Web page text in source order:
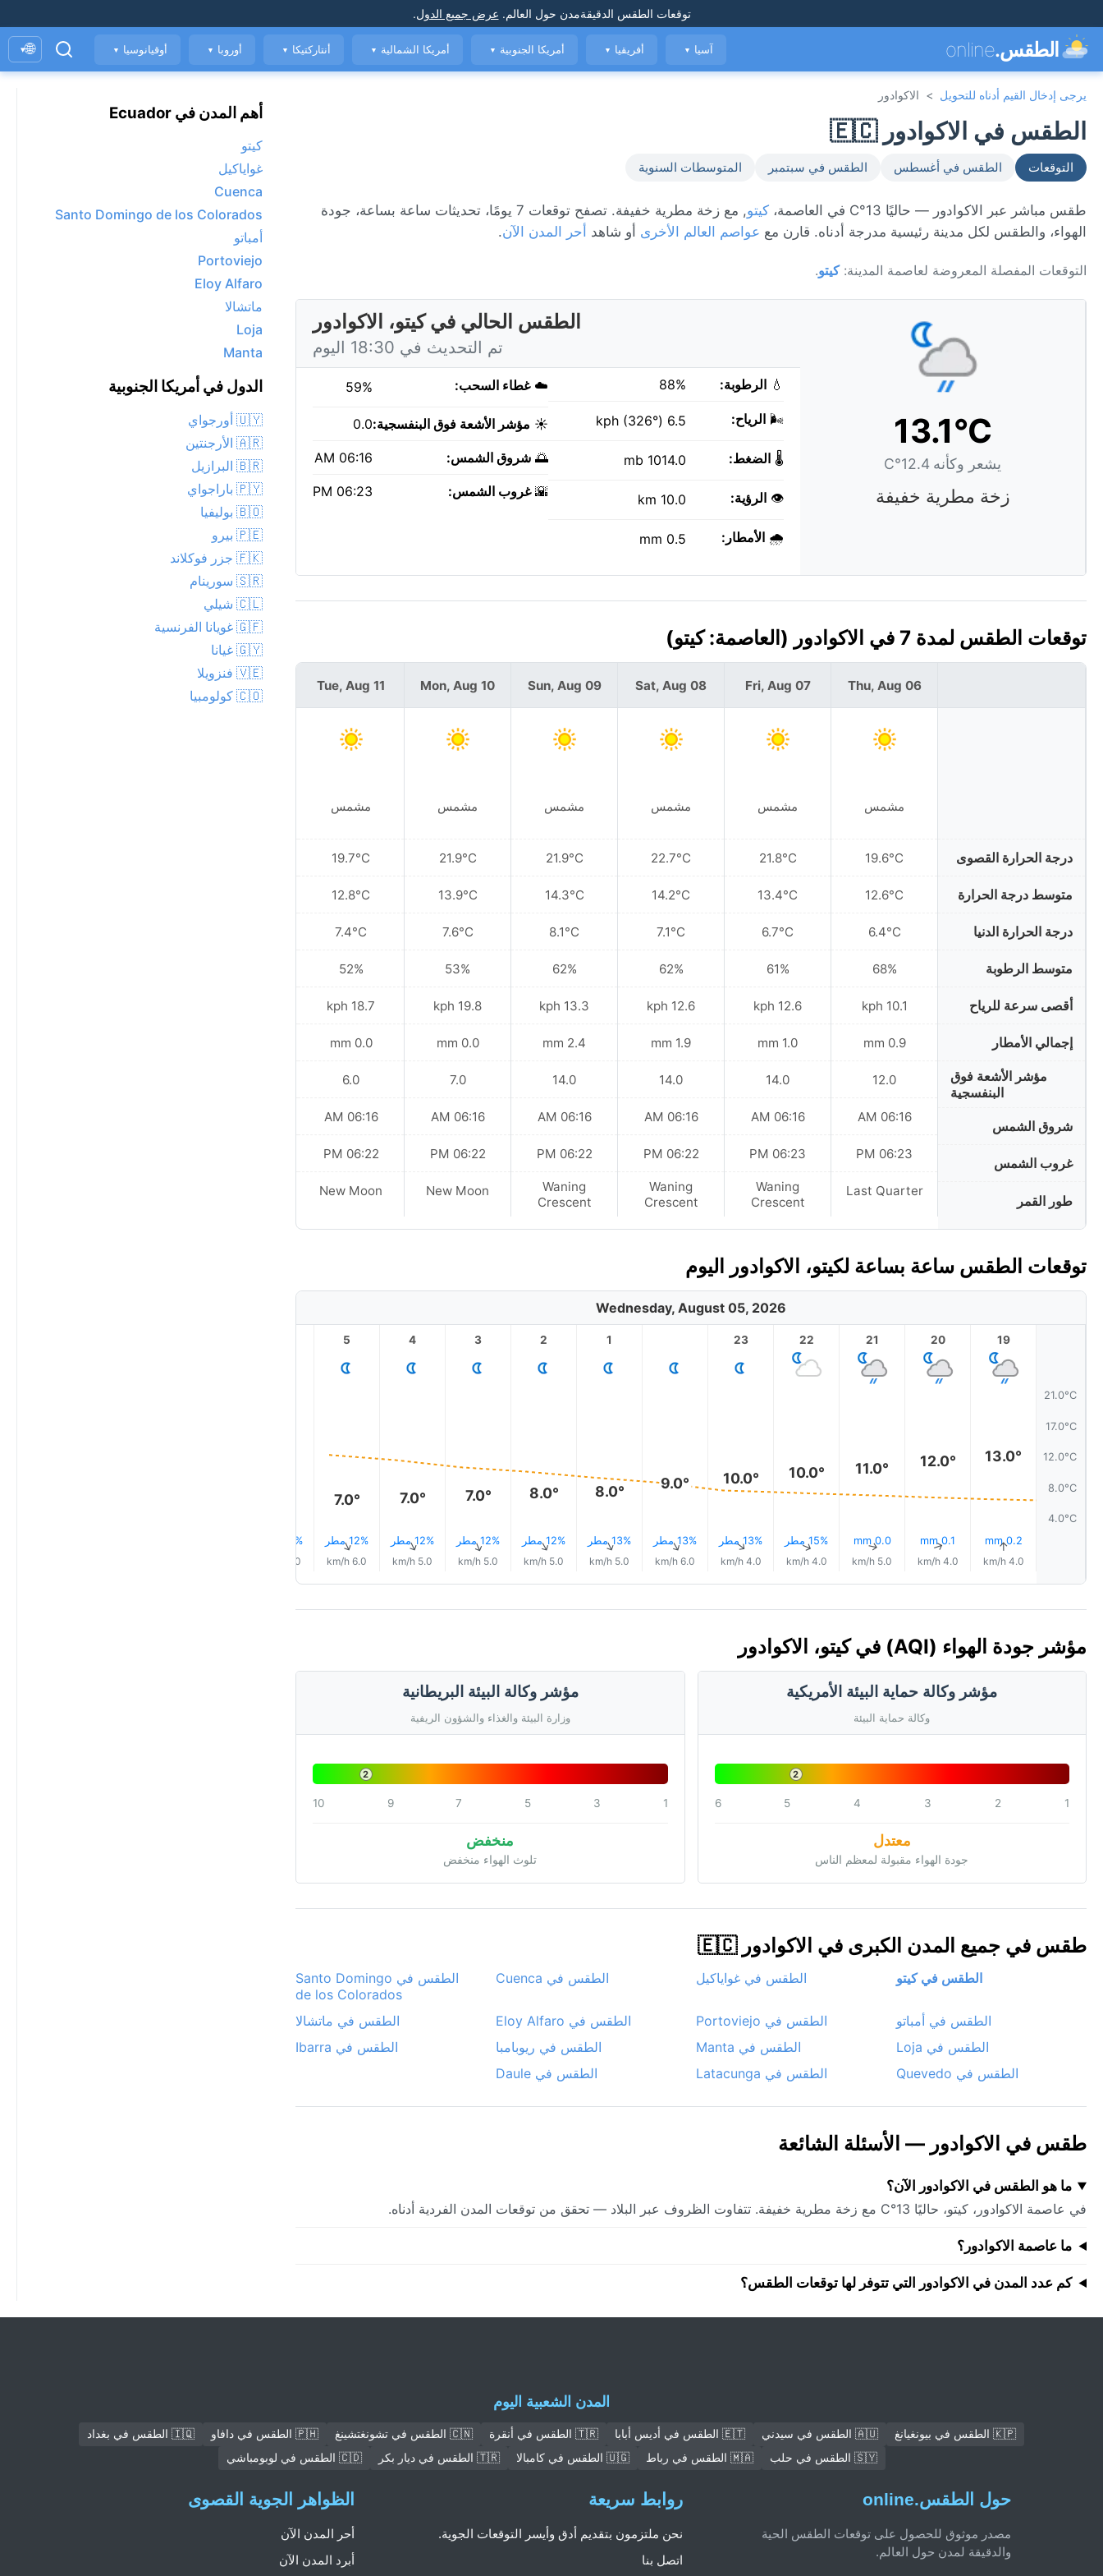
توقعات الطقس الدقيقةمدن حول العالم. عرض جميع الدول.
الطقس.online آسيا ▼ أفريقيا ▼ أمريكا الجنوبية ▼ أمريكا الشمالية ▼ أنتاركتيكا ▼ أوروبا ▼ أوقيانوسيا ▼
🌐
▾
يرجى إدخال القيم أدناه للتحويل > الاكوادور
الطقس في الاكوادور 🇪🇨
التوقعات الطقس في أغسطس الطقس في سبتمبر المتوسطات السنوية
طقس مباشر عبر الاكوادور — حاليًا 13°C في العاصمة، كيتو
, مع زخة مطرية خفيفة. تصفح توقعات 7 يومًا، تحديثات ساعة بساعة، جودة
الهواء، والطقس لكل مدينة رئيسية مدرجة أدناه. قارن مع عواصم العالم الأخرى أو شاهد أحر المدن الآن.
التوقعات المفصلة المعروضة لعاصمة المدينة:كيتو.
13.1°C
يشعر وكأنه 12.4°C
زخة مطرية خفيفة
الطقس الحالي في كيتو، الاكوادور
تم التحديث في 18:30 اليوم
💧 الرطوبة: 88%
🌬️ الرياح: 6.5 kph (326°)
🌡️ الضغط: 1014.0 mb
👁️ الرؤية: 10.0 km
🌧️ الأمطار: 0.5 mm
☁️غطاء السحب: 59%
☀️ مؤشر الأشعة فوق البنفسجية:0.0
🌅 شروق الشمس: 06:16 AM
🌇غروب الشمس: 06:23 PM
توقعات الطقس لمدة 7 في الاكوادور (العاصمة: كيتو)
درجة الحرارة القصوى
متوسط درجة الحرارة
درجة الحرارة الدنيا
متوسط الرطوبة
أقصى سرعة للرياح
إجمالي الأمطار
مؤشر الأشعة فوق
البنفسجية
شروق الشمس
غروب الشمس
طور القمر
Thu, Aug 06
مشمس
19.6°C
12.6°C
6.4°C
68%
10.1 kph
0.9 mm
12.0
06:16 AM
06:23 PM
Last Quarter
Fri, Aug 07
مشمس
21.8°C
13.4°C
6.7°C
61%
12.6 kph
1.0 mm
14.0
06:16 AM
06:23 PM
Waning
Crescent
Sat, Aug 08
مشمس
22.7°C
14.2°C
7.1°C
62%
12.6 kph
1.9 mm
14.0
06:16 AM
06:22 PM
Waning
Crescent
Sun, Aug 09
مشمس
21.9°C
14.3°C
8.1°C
62%
13.3 kph
2.4 mm
14.0
06:16 AM
06:22 PM
Waning
Crescent
Mon, Aug 10
مشمس
21.9°C
13.9°C
7.6°C
53%
19.8 kph
0.0 mm
7.0
06:16 AM
06:22 PM
New Moon
Tue, Aug 11
مشمس
19.7°C
12.8°C
7.4°C
52%
18.7 kph
0.0 mm
6.0
06:16 AM
06:22 PM
New Moon
Wed, Aug 12
توقعات الطقس ساعة بساعة لكيتو، الاكوادور اليوم
Wednesday, August 05, 2026
21.0°C
17.0°C
12.0°C
8.0°C
4.0°C
19
13.0°
0.2 mm
↑
4.0 km/h
20
12.0°
0.1 mm
↑
4.0 km/h
21
11.0°
0.0 mm
↑
5.0 km/h
22
10.0°
15% مطر↑
4.0 km/h
23
10.0°
13% مطر↑
4.0 km/h
9.0°
13% مطر↑
6.0 km/h
1
8.0°
13% مطر↑
5.0 km/h
2
8.0°
12% مطر↑
5.0 km/h
3
7.0°
12% مطر↑
5.0 km/h
4
7.0°
12% مطر↑
5.0 km/h
5
7.0°
12% مطر↑
6.0 km/h
12% مطر
6.0 km/h
مؤشر جودة الهواء (AQI) في كيتو، الاكوادور
مؤشر وكالة حماية البيئة الأمريكية
وكالة حماية البيئة
2
1
2
3
4
5
6
معتدل
جودة الهواء مقبولة لمعظم الناس
مؤشر وكالة البيئة البريطانية
وزارة البيئة والغذاء والشؤون الريفية
2
1
3
5
7
9
10
منخفض
تلوث الهواء منخفض
طقس في جميع المدن الكبرى في الاكوادور 🇪🇨
الطقس في كيتو الطقس في غواياكيل الطقس في Cuenca
الطقس في Santo Domingo
de los Colorados
الطقس في أمباتو
الطقس في Portoviejo الطقس في Eloy Alfaro
الطقس في ماتشالا
الطقس في Loja
الطقس في Manta الطقس في ريوبامبا
الطقس في Ibarra
الطقس في Quevedo
الطقس في Latacunga الطقس في Daule
طقس في الاكوادور — الأسئلة الشائعة
ما هو الطقس في الاكوادور الآن؟
في عاصمة الاكوادور، كيتو، حاليًا 13°C مع زخة مطرية خفيفة. تتفاوت الظروف عبر البلاد — تحقق من توقعات المدن الفردية أدناه.
ما عاصمة الاكوادور؟
كم عدد المدن في الاكوادور التي تتوفر لها توقعات الطقس؟
أهم المدن في Ecuador
كيتو
غواياكيل
Cuenca
Santo Domingo de los Colorados
أمباتو
Portoviejo
Eloy Alfaro
ماتشالا
Loja
Manta
الدول في أمريكا الجنوبية
🇺🇾 أورجواي
🇦🇷 الأرجنتين
🇧🇷 البرازيل
🇵🇾 باراجواي
🇧🇴 بوليفيا
🇵🇪 بيرو
🇫🇰 جزر فوكلاند
🇸🇷 سورينام
🇨🇱 شيلي
🇬🇫 غويانا الفرنسية
🇬🇾 غيانا
🇻🇪 فنزويلا
🇨🇴 كولومبيا
المدن الشعبية اليوم
🇰🇵 الطقس في بيونغيانغ 🇦🇺 الطقس في سيدني 🇪🇹 الطقس في أديس أبابا 🇹🇷 الطقس في أنقرة 🇨🇳 الطقس في تشونغتشينغ 🇵🇭 الطقس في دافاو
🇮🇶 الطقس في بغداد
🇸🇾 الطقس في حلب
🇲🇦 الطقس في رباط 🇺🇬 الطقس في كامبالا 🇹🇷 الطقس في ديار بكر 🇨🇩 الطقس في لوبومباشي
حول الطقس.online
مصدر موثوق للحصول على توقعات الطقس الحية
والدقيقة لمدن حول العالم.
روابط سريعة
نحن ملتزمون بتقديم أدق وأيسر التوقعات الجوية.
اتصل بنا
الظواهر الجوية القصوى
أحر المدن الآن
أبرد المدن الآن